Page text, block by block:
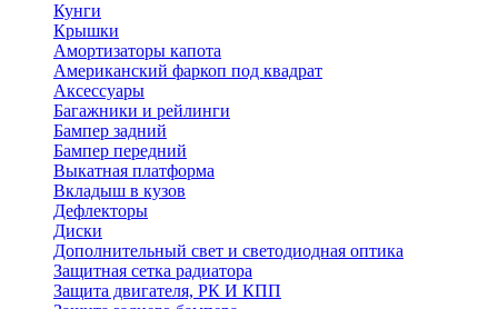
Кунги
Крышки
Амортизаторы капота
Американский фаркоп под квадрат
Аксессуары
Багажники и рейлинги
Бампер задний
Бампер передний
Выкатная платформа
Вкладыш в кузов
Дефлекторы
Диски
Дополнительный свет и светодиодная оптика
Защитная сетка радиатора
Защита двигателя, РК И КПП